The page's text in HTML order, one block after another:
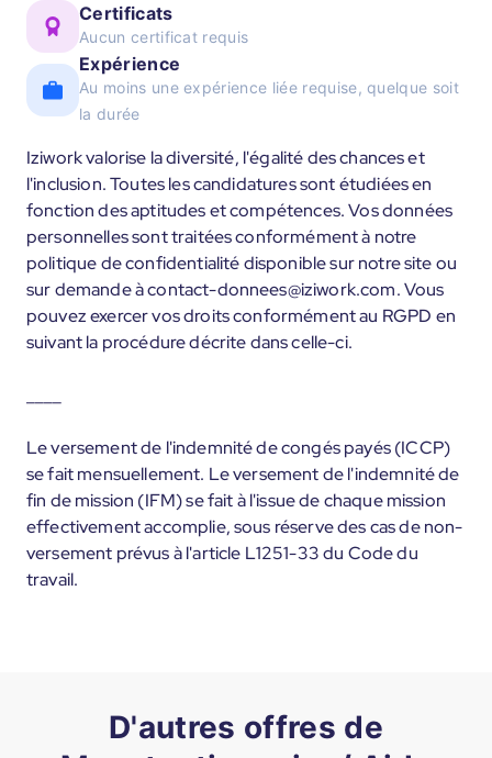
Certificats
Aucun certificat requis
Expérience
Au moins une expérience liée requise, quelque soit
la durée
Iziwork valorise la diversité, l'égalité des chances et
l'inclusion. Toutes les candidatures sont étudiées en
fonction des aptitudes et compétences. Vos données
personnelles sont traitées conformément à notre
politique de confidentialité disponible sur notre site ou
sur demande à contact-donnees@iziwork.com. Vous
pouvez exercer vos droits conformément au RGPD en
suivant la procédure décrite dans celle-ci.
Le versement de l'indemnité de congés payés (ICCP)
se fait mensuellement. Le versement de l'indemnité de
fin de mission (IFM) se fait à l'issue de chaque mission
effectivement accomplie, sous réserve des cas de non-
versement prévus à l'article L1251-33 du Code du
travail.
D'autres offres de